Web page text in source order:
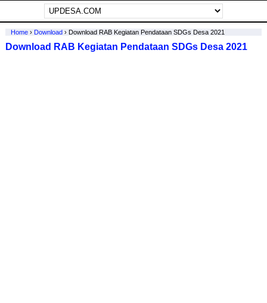
Home› Download› Download RAB Kegiatan Pendataan SDGs Desa 2021
Download RAB Kegiatan Pendataan SDGs Desa 2021